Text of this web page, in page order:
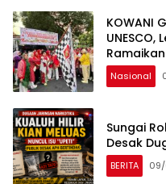
KOWANI
UNESCO,
Nusantara
Nasional
Sungai
Desak
BERITA